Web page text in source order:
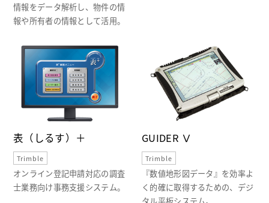
情報をデータ解析し、物件の情
報や所有者の情報として活用。
表（しるす）＋
Trimble
オンライン登記申請対応の調査
士業務向け事務支援システム。
GUIDER Ⅴ
Trimble
『数値地形図データ』を効率よ
く的確に取得するための、デジ